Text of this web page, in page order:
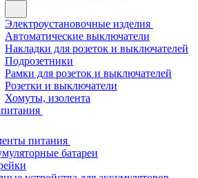
Электроустановочные изделия
Автоматические выключатели
Накладки для розеток и выключателей
Подрозетники
Рамки для розеток и выключателей
Розетки и выключатели
Хомуты, изолента
питания
батареи